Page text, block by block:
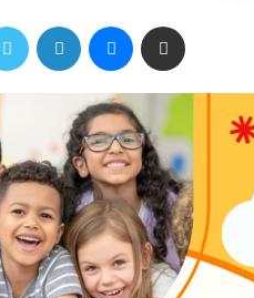
Twitter Linkedin Messenger